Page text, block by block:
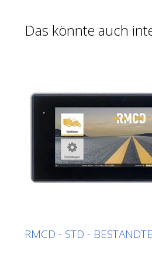
Das könnte auch
RMCD - STD -